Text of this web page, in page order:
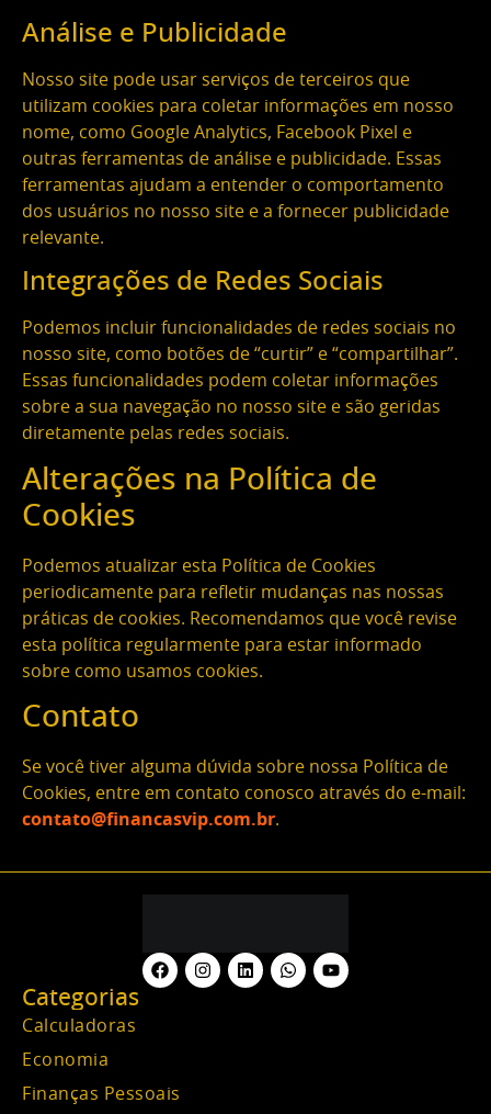
Análise e Publicidade
Nosso site pode usar serviços de terceiros que
utilizam cookies para coletar informações em nosso
nome, como Google Analytics, Facebook Pixel e
outras ferramentas de análise e publicidade. Essas
ferramentas ajudam a entender o comportamento
dos usuários no nosso site e a fornecer publicidade
relevante.
Integrações de Redes Sociais
Podemos incluir funcionalidades de redes sociais no
nosso site, como botões de “curtir” e “compartilhar”.
Essas funcionalidades podem coletar informações
sobre a sua navegação no nosso site e são geridas
diretamente pelas redes sociais.
Alterações na Política de
Cookies
Podemos atualizar esta Política de Cookies
periodicamente para refletir mudanças nas nossas
práticas de cookies. Recomendamos que você revise
esta política regularmente para estar informado
sobre como usamos cookies.
Contato
Se você tiver alguma dúvida sobre nossa Política de
Cookies, entre em contato conosco através do e-mail:
contato@financasvip.com.br.
Categorias
Calculadoras
Economia
Finanças Pessoais